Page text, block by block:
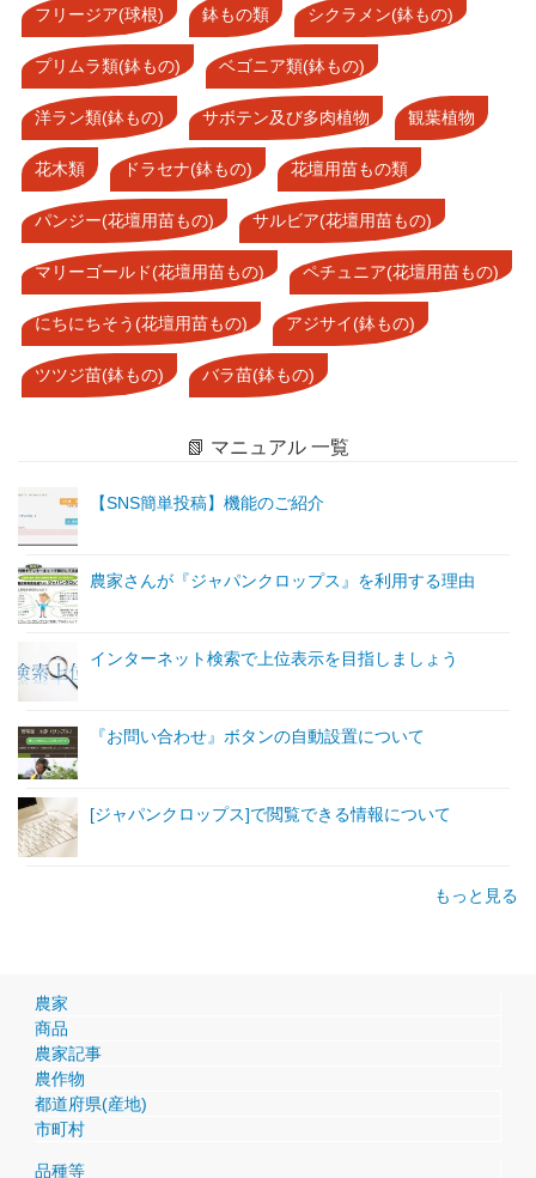
フリージア(球根) 鉢もの類 シクラメン(鉢もの)
プリムラ類(鉢もの) ベゴニア類(鉢もの)
洋ラン類(鉢もの) サボテン及び多肉植物 観葉植物
花木類 ドラセナ(鉢もの) 花壇用苗もの類
パンジー(花壇用苗もの) サルビア(花壇用苗もの)
マリーゴールド(花壇用苗もの) ペチュニア(花壇用苗もの)
にちにちそう(花壇用苗もの) アジサイ(鉢もの)
ツツジ苗(鉢もの) バラ苗(鉢もの)
📗 マニュアル 一覧
【SNS簡単投稿】機能のご紹介
農家さんが『ジャパンクロップス』を利用する理由
インターネット検索で上位表示を目指しましょう
『お問い合わせ』ボタンの自動設置について
[ジャパンクロップス]で閲覧できる情報について
もっと見る
農家
商品
農家記事
農作物
都道府県(産地)
市町村
品種等